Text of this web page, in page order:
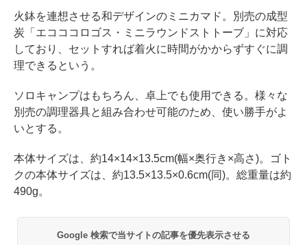
火鉢を連想させる和デザインのミニカマド。別売の成型
炭「エコココロゴス・ミニラウンドストトーブ」に対応
しており、セットすれば着火に時間がかからずすぐに調
理できるという。
ソロキャンプはもちろん、卓上でも使用できる。様々な
別売の調理器具と組み合わせ可能のため、使い勝手がよ
いとする。
本体サイズは、約14×14×13.5cm(幅×奥行き×高さ)。ゴト
クの本体サイズは、約13.5×13.5×0.6cm(同)。総重量は約
490g。
Google 検索で当サイトの記事を優先表示させる